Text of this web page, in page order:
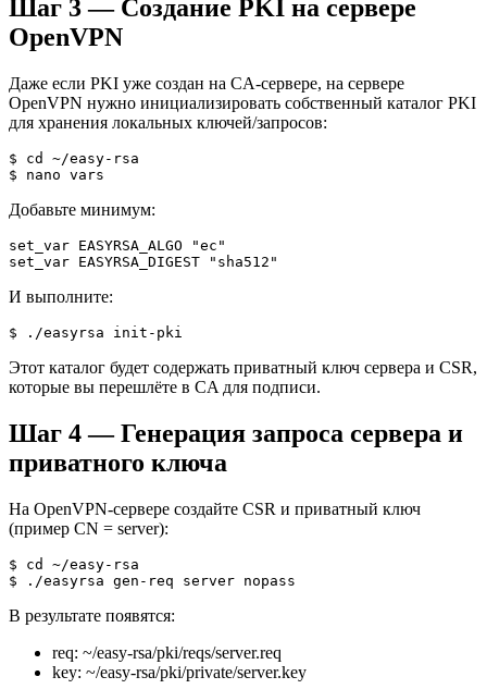
Шаг 3 — Создание PKI на сервере
OpenVPN
Даже если PKI уже создан на CA-сервере, на сервере
OpenVPN нужно инициализировать собственный каталог PKI
для хранения локальных ключей/запросов:
$ cd ~/easy-rsa
$ nano vars
Добавьте минимум:
set_var EASYRSA_ALGO "ec"
set_var EASYRSA_DIGEST "sha512"
И выполните:
$ ./easyrsa init-pki
Этот каталог будет содержать приватный ключ сервера и CSR,
которые вы перешлёте в CA для подписи.
Шаг 4 — Генерация запроса сервера и
приватного ключа
На OpenVPN-сервере создайте CSR и приватный ключ
(пример CN = server):
$ cd ~/easy-rsa
$ ./easyrsa gen-req server nopass
В результате появятся:
req: ~/easy-rsa/pki/reqs/server.req
key: ~/easy-rsa/pki/private/server.key